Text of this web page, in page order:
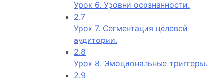
Урок 6. Уровни осознанности.
2.7
Урок 7. Сегментация целевой
аудитории.
2.8
Урок 8. Эмоциональные триггеры.
2.9